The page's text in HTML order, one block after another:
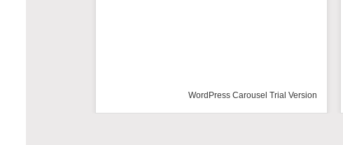
WordPress Carousel Trial Version